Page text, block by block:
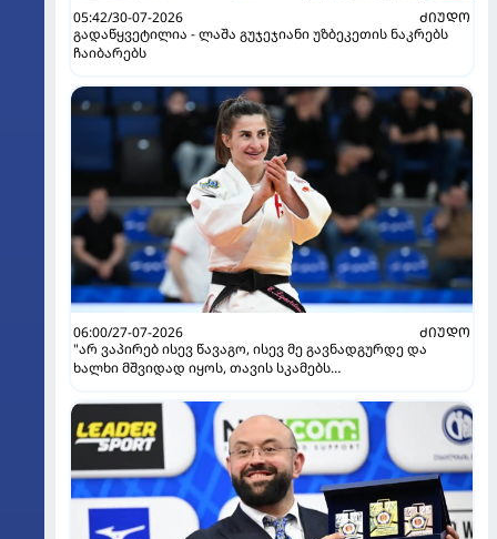
05:42/30-07-2026
ᲫᲘᲣᲓᲝ
გადაწყვეტილია - ლაშა გუჯეჯიანი უზბეკეთის ნაკრებს
ჩაიბარებს
06:00/27-07-2026
ᲫᲘᲣᲓᲝ
"არ ვაპირებ ისევ წავაგო, ისევ მე გავნადგურდე და
ხალხი მშვიდად იყოს, თავის სკამებს